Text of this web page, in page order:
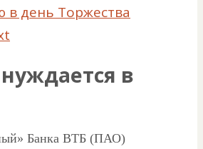
день Торжества
в
Банка ВТБ (ПАО)